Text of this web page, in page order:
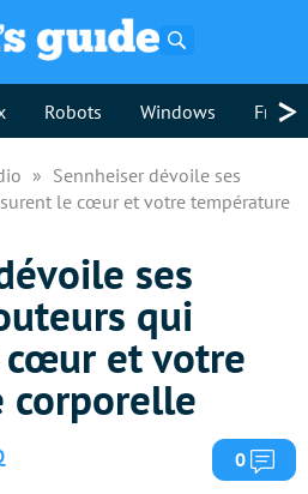
Robots Windows >
Sennheiser dévoile ses
le cœur et votre température
ses
qui
et votre
corporelle
0